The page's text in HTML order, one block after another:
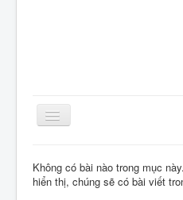
Toggle
Navigation
Giới Thiệu
Không có bài nào trong mục
hiển thị, chúng sẽ có bài viết